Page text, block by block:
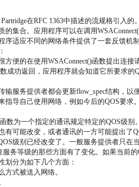
在RFC 1363中描述的流规格引入
集合。应用程序可以在调用
序适应不同的网络条件提供了一套反馈机
便的在使用WSAConnect()函数提出连
成功返回，应用程序就会知道它所要求
输服务提供者都会更新flow_spec结构，
指导自己使用网络，例如今后的QOS要
数为一个指定的通讯规定特定的QOS级
可能改变，或者通讯的一方可能提出了
级别已经改变了。一般服务提供者只
务等级的那些方面有了变化。如果当前
划分为如下几个方面：
方式被送入网络。